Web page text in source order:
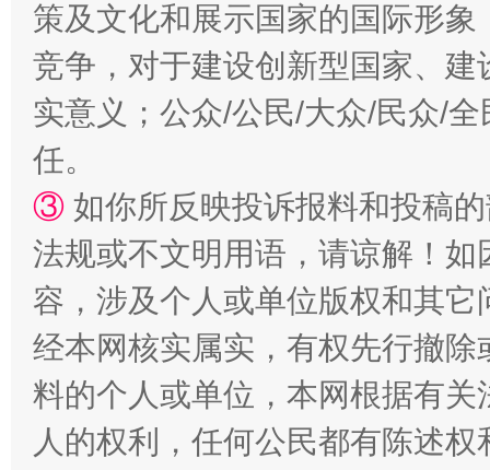
“蜀中异人”王建安的艺术幻境
策及文化和展示国家的国际形
竞争，对于建设创新型国家、
实意义；公众/公民/大众/民众/
任。
③ 如你所反映投诉报料和投稿
法规或不文明用语，请谅解！
容，涉及个人或单位版权和其它
经本网核实属实，有权先行撤
料的个人或单位，本网根据有
人的权利，任何公民都有陈述